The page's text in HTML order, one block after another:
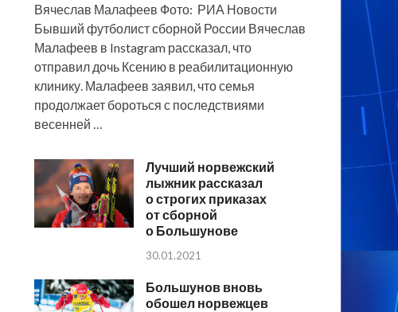
Вячеслав Малафеев Фото: РИА Новости
Бывший футболист сборной России Вячеслав
Малафеев в Instagram рассказал, что
отправил дочь Ксению в реабилитационную
клинику. Малафеев заявил, что семья
продолжает бороться с последствиями
весенней …
Лучший норвежский
лыжник рассказал
о строгих приказах
от сборной
о Большунове
30.01.2021
Большунов вновь
обошел норвежцев